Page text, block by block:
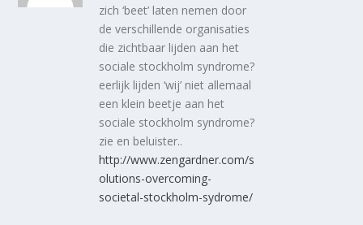
zich ‘beet’ laten nemen door
de verschillende organisaties
die zichtbaar lijden aan het
sociale stockholm syndrome?
eerlijk lijden ‘wij’ niet allemaal
een klein beetje aan het
sociale stockholm syndrome?
zie en beluister..
http://www.zengardner.com/s
olutions-overcoming-
societal-stockholm-sydrome/